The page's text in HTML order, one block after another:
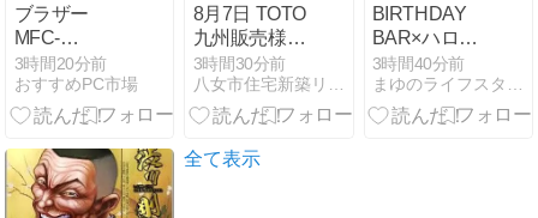
ブラザー
MFC-
L2880DW 高
耐久モノクロ
複合機の魅力
3時間20分前
おすすめPC市場
8月7日 TOTO
九州販売様
『夏祭り』
inTOTO久留米
ショールーム
3時間30分前
BIRTHDAY
BAR×ハロー
キティが可愛
すぎる！WEB
限定グッズを
3時間40分前
全て表示